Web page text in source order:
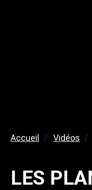
Accueil Vidéos
LES